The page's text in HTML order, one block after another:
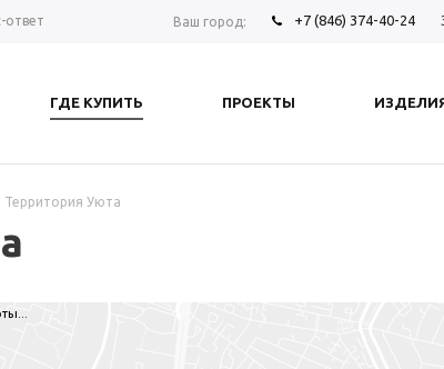
ответ Ваш город: +7 (846) 374-40-24
ГДЕ КУПИТЬ ПРОЕКТЫ
Территория Уюта